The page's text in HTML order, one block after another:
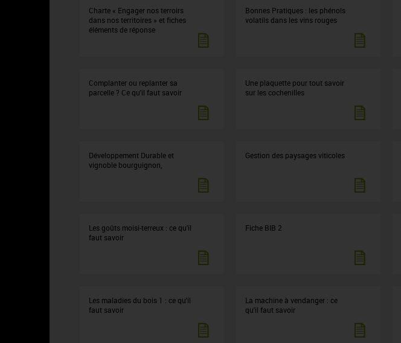
Charte « Engager nos terroirs
dans nos territoires » et fiches
éléments de réponse
Bonnes Pratiques : les phénols
volatils dans les vins rouges
Complanter ou replanter sa
parcelle ? Ce qu'il faut savoir
Une plaquette pour tout savoir
sur les cochenilles
Développement Durable et
vignoble bourguignon,
Gestion des paysages viticoles
Les goûts moisi-terreux : ce qu'il
faut savoir
Fiche BIB 2
Les maladies du bois 1 : ce qu'il
faut savoir
La machine à vendanger : ce
qu'il faut savoir